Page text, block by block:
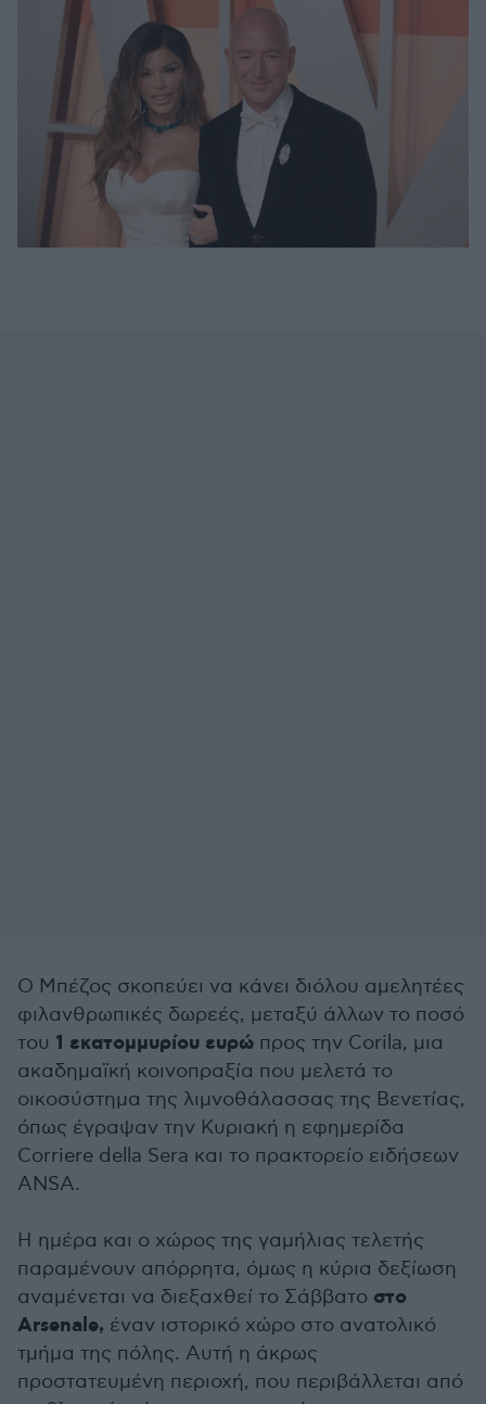
Ο Μπέζος σκοπεύει να κάνει διόλου αμελητέες
φιλανθρωπικές δωρεές, μεταξύ άλλων το ποσό
του 1 εκατομμυρίου ευρώ προς την Corila, μια
ακαδημαϊκή κοινοπραξία που μελετά το
οικοσύστημα της λιμνοθάλασσας της Βενετίας,
όπως έγραψαν την Κυριακή η εφημερίδα
Corriere della Sera και το πρακτορείο ειδήσεων
ANSA.
Η ημέρα και ο χώρος της γαμήλιας τελετής
παραμένουν απόρρητα, όμως η κύρια δεξίωση
αναμένεται να διεξαχθεί το Σάββατο στο
Arsenale, έναν ιστορικό χώρο στο ανατολικό
τμήμα της πόλης. Αυτή η άκρως
προστατευμένη περιοχή, που περιβάλλεται από